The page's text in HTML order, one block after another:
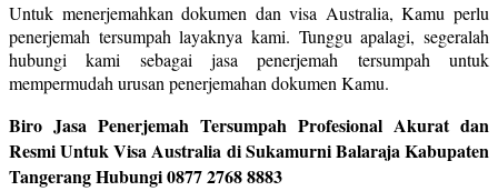
Untuk menerjemahkan dokumen dan visa Australia, Kamu perlu
penerjemah tersumpah layaknya kami. Tunggu apalagi, segeralah
hubungi kami sebagai jasa penerjemah tersumpah untuk
mempermudah urusan penerjemahan dokumen Kamu.
Biro Jasa Penerjemah Tersumpah Profesional Akurat dan
Resmi Untuk Visa Australia di Sukamurni Balaraja Kabupaten
Tangerang Hubungi 0877 2768 8883